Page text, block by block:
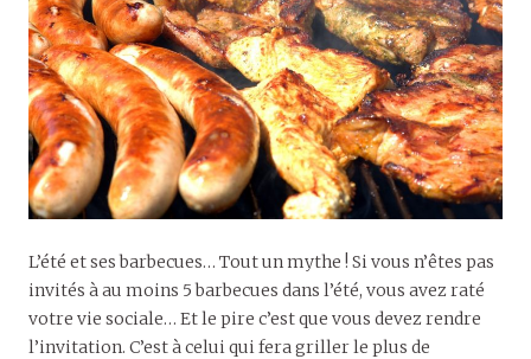
L’été et ses barbecues… Tout un mythe ! Si vous n’êtes pas
invités à au moins 5 barbecues dans l’été, vous avez raté
votre vie sociale… Et le pire c’est que vous devez rendre
l’invitation. C’est à celui qui fera griller le plus de